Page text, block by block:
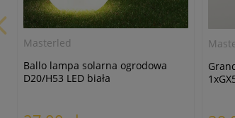
Masterled
Ballo lampa solarna ogrodowa
D20/H53 LED biała